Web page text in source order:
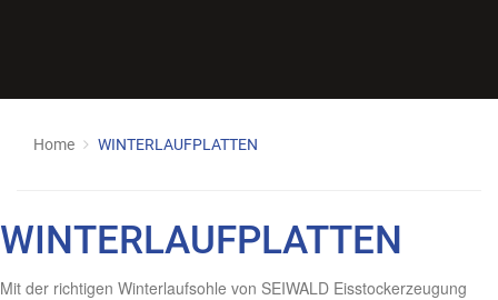
Home WINTERLAUFPLATTEN
WINTERLAUFPLATTEN
Mit der richtigen Winterlaufsohle von SEIWALD Eisstockerzeugung